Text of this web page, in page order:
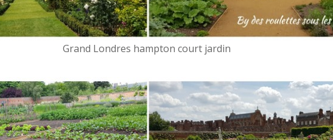
Grand Londres hampton court jardin